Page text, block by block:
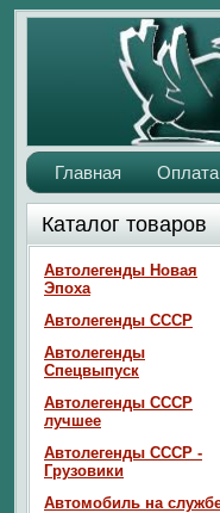
Главная
Каталог товаров
Автолегенды Новая
Эпоха
Автолегенды СССР
Автолегенды
Спецвыпуск
Автолегенды СССР
лучшее
Автолегенды СССР -
Грузовики
Автомобиль на